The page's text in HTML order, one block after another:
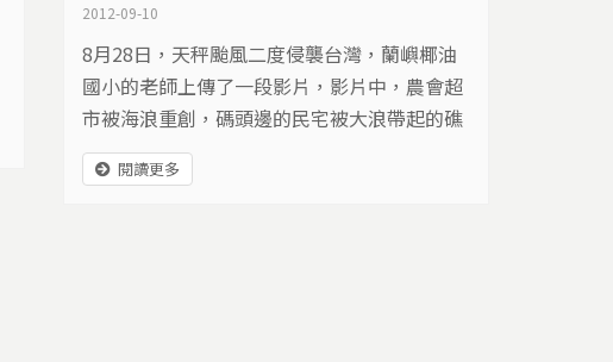
2012-09-10
8月28日，天秤颱風二度侵襲台灣，蘭嶼椰油
國小的老師上傳了一段影片，影片中，農會超
市被海浪重創，碼頭邊的民宅被大浪帶起的礁
岩，打得渾身是傷，碼頭也成為船隻的墳場，
頓時失去對外交通與連繫方式的蘭嶼，災後狀
閱讀更多